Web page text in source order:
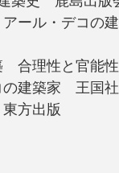
ール・デコの
合理性と官能
建築家　王国社
方出版